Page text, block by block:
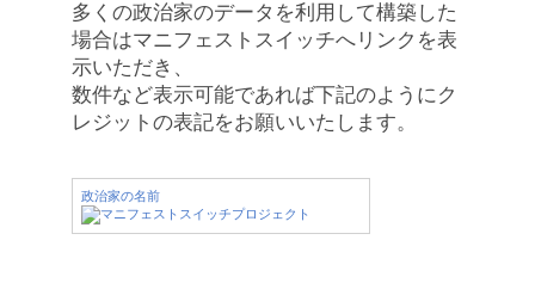
多くの政治家のデータを利用して構築した
場合はマニフェストスイッチへリンクを表
示いただき、
数件など表示可能であれば下記のようにク
レジットの表記をお願いいたします。
政治家の名前